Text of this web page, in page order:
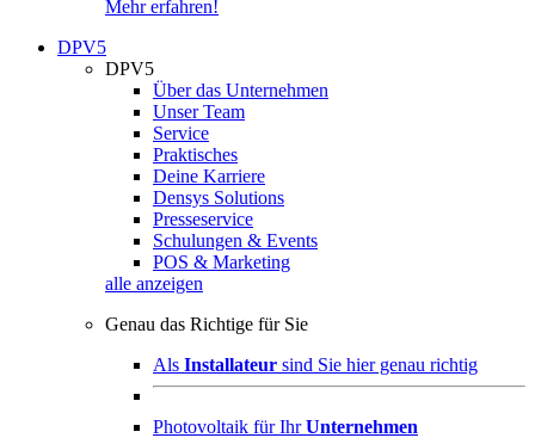
Mehr erfahren!
DPV5
DPV5
Über das Unternehmen
Unser Team
Service
Praktisches
Deine Karriere
Densys Solutions
Presseservice
Schulungen & Events
POS & Marketing
alle anzeigen
Genau das Richtige für Sie
Als Installateur sind Sie hier genau richtig
Photovoltaik für IhrUnternehmen